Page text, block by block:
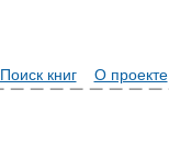
Поиск книг О проекте